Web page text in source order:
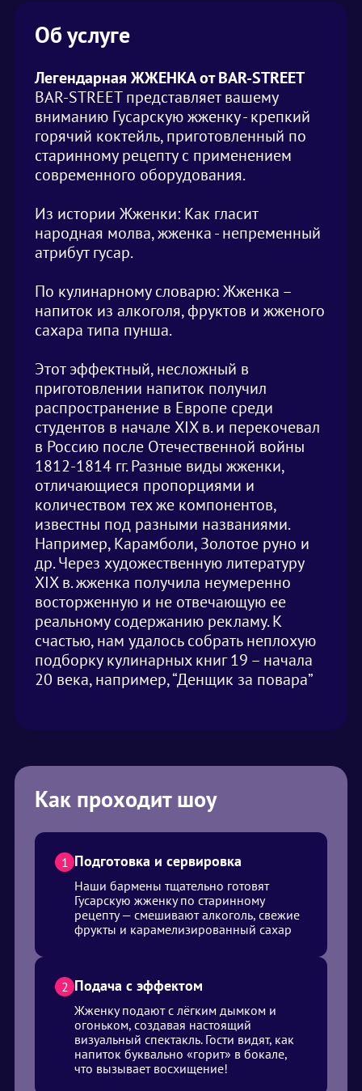
Об услуге
Легендарная ЖЖЕНКА от BAR-STREET
BAR-STREET представляет вашему
вниманию Гусарскую жженку - крепкий
горячий коктейль, приготовленный по
старинному рецепту с применением
современного оборудования.
Из истории Жженки: Как гласит
народная молва, жженка - непременный
атрибут гусар.
По кулинарному словарю: Жженка –
напиток из алкоголя, фруктов и жженого
сахара типа пунша.
Этот эффектный, несложный в
приготовлении напиток получил
распространение в Европе среди
студентов в начале XIX в. и перекочевал
в Россию после Отечественной войны
1812-1814 гг. Разные виды жженки,
отличающиеся пропорциями и
количеством тех же компонентов,
известны под разными названиями.
Например, Карамболи, Золотое руно и
др. Через художественную литературу
XIX в. жженка получила неумеренно
восторженную и не отвечающую ее
реальному содержанию рекламу. К
счастью, нам удалось собрать неплохую
подборку кулинарных книг 19 – начала
20 века, например, “Денщик за повара”
Как проходит шоу
1 Подготовка и сервировка
Наши бармены тщательно готовят
Гусарскую жженку по старинному
рецепту — смешивают алкоголь, свежие
фрукты и карамелизированный сахар
2 Подача с эффектом
Жженку подают с лёгким дымком и
огоньком, создавая настоящий
визуальный спектакль. Гости видят, как
напиток буквально «горит» в бокале,
что вызывает восхищение!